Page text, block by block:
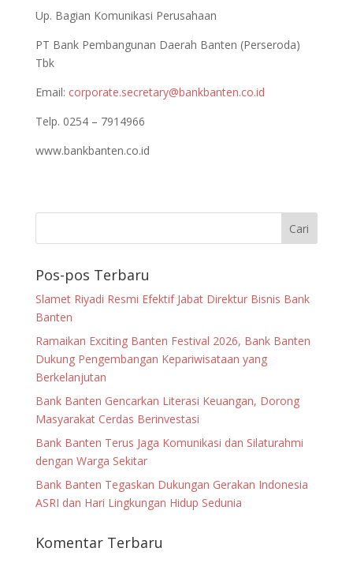
Up. Bagian Komunikasi Perusahaan
PT Bank Pembangunan Daerah Banten (Perseroda)
Tbk
Email: corporate.secretary@bankbanten.co.id
Telp. 0254 – 7914966
www.bankbanten.co.id
Pos-pos Terbaru
Slamet Riyadi Resmi Efektif Jabat Direktur Bisnis Bank
Banten
Ramaikan Exciting Banten Festival 2026, Bank Banten
Dukung Pengembangan Kepariwisataan yang
Berkelanjutan
Bank Banten Gencarkan Literasi Keuangan, Dorong
Masyarakat Cerdas Berinvestasi
Bank Banten Terus Jaga Komunikasi dan Silaturahmi
dengan Warga Sekitar
Bank Banten Tegaskan Dukungan Gerakan Indonesia
ASRI dan Hari Lingkungan Hidup Sedunia
Komentar Terbaru